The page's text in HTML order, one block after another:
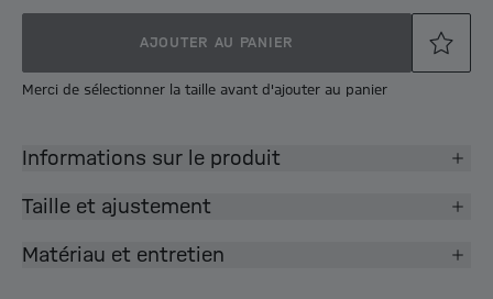
AJOUTER AU PANIER
Merci de sélectionner la taille avant d'ajouter au panier
Informations sur le produit
Taille et ajustement
Matériau et entretien